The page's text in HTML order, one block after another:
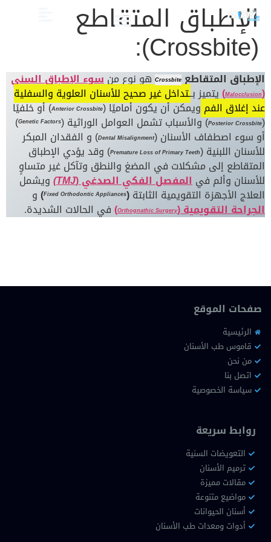
الإطباق المتقاطع
(Crossbite):
الإطباق المتقاطع Crossbite هو نوع منسوء الإطباق السني
(
Malocclusion
)يتميز بــتداخل غير صحيح للأسنان العلوية والسفلية
عند إغلاق الفم ويمكن أن يكون أماميًا (Anterior Crossbite) أو خلفيًا
(
Posterior Crossbite) والأسباب تشمل العوامل الوراثية (Genetic Factors
)
أو سوء اصطفاف الأسنان (Dental Misalignment) و الفقدان المبكر
للأسنان اللبنية (Premature Loss of Primary Teeth) وقد يؤدي الإطباق
المتقاطع إلى مشكلات في المضغ والنطق وتآكل غير متساوٍ
للأسنان وألم فيالمفصل الفكي الصدغي (TMJ) ويشمل
العلاج الأجهزة التقويمية الثابتة(
Fixed Orthodontic Appliances
)و
الجراحة التقويمية (Orthognathic Surgery
)في الحالات الشديدة.
صفحات الموقع
الرئيسية
قاموس طب الأسنان
من نحن
اتصل بنا
سياسة الخصوصية
روابط سريعة
التعويضات السنية
ترميم الأسنان
مقالات مميزة
مواضيع متنوعة
أسنان الحيوانات
أدوات ومعدات طب الأسنان